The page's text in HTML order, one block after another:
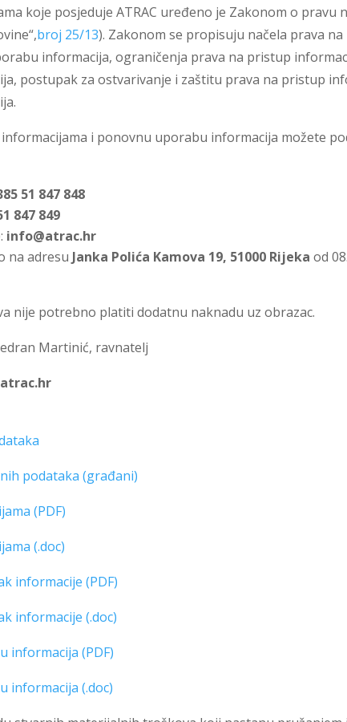
koje posjeduje ATRAC uređeno je Zakonom o pravu
broj 25/13). Zakonom se propisuju načela prava
informacija, ograničenja prava na pristup
postupak za ostvarivanje i zaštitu prava na pristup
i ponovnu uporabu informacija možete
51 847 848
847 849
info@atrac.hr
na adresu Janka Polića Kamova 19, 51000 Rijeka od
nije potrebno platiti dodatnu naknadu uz obrazac.
Martinić, ravnatelj
podataka (građani)
(PDF)
(.doc)
informacije (PDF)
informacije (.doc)
informacija (PDF)
informacija (.doc)